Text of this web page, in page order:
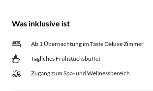
Was inklusive ist
Ab 1 Übernachtung im Taste Deluxe Zimmer
Tägliches Frühstücksbuffet
Zugang zum Spa- und Wellnessbereich